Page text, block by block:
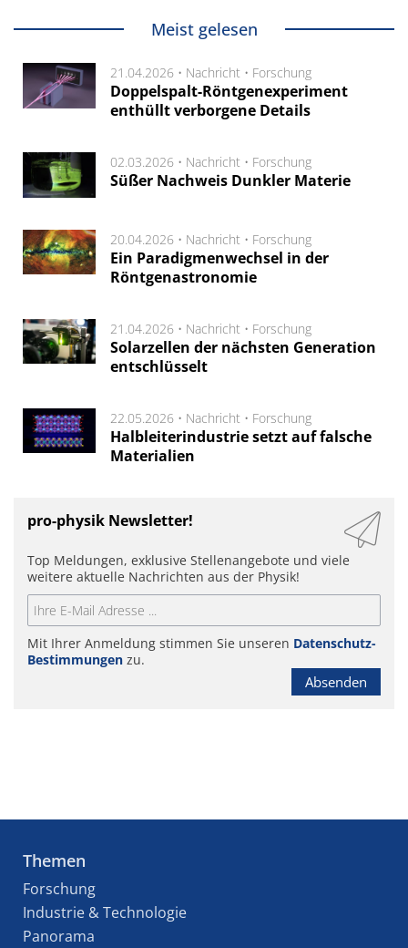
Meist gelesen
21.04.2026 • Nachricht • Forschung
Doppelspalt-Röntgenexperiment
enthüllt verborgene Details
02.03.2026 • Nachricht • Forschung
Süßer Nachweis Dunkler Materie
20.04.2026 • Nachricht • Forschung
Ein Paradigmenwechsel in der
Röntgenastronomie
21.04.2026 • Nachricht • Forschung
Solarzellen der nächsten Generation
entschlüsselt
22.05.2026 • Nachricht • Forschung
Halbleiterindustrie setzt auf falsche
Materialien
pro-physik Newsletter!
Top Meldungen, exklusive Stellenangebote und viele
weitere aktuelle Nachrichten aus der Physik!
Mit Ihrer Anmeldung stimmen Sie unseren Datenschutz-
Bestimmungen zu.
Absenden
Themen
Forschung
Industrie & Technologie
Panorama